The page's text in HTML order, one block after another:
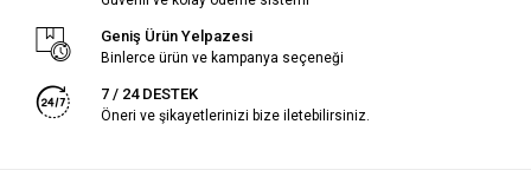
Geniş Ürün Yelpazesi
Binlerce ürün ve kampanya seçeneği
7 / 24 DESTEK
Öneri ve şikayetlerinizi bize iletebilirsiniz.